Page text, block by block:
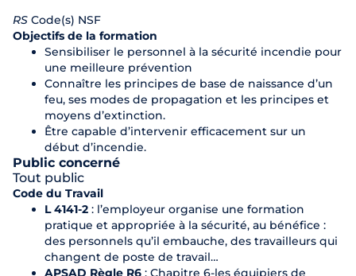
RS Code(s) NSF
Objectifs de la formation
Sensibiliser le personnel à la sécurité incendie pour
une meilleure prévention
Connaître les principes de base de naissance d’un
feu, ses modes de propagation et les principes et
moyens d’extinction.
Être capable d’intervenir efficacement sur un
début d’incendie.
Public concerné
Tout public
Code du Travail
L 4141-2 : l’employeur organise une formation
pratique et appropriée à la sécurité, au bénéfice :
des personnels qu’il embauche, des travailleurs qui
changent de poste de travail…
APSAD Règle R6 : Chapitre 6-les équipiers de